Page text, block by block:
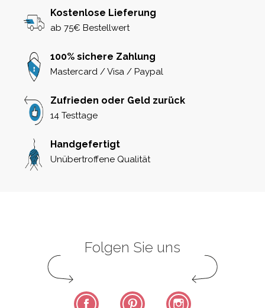
Kostenlose Lieferung
ab 75€ Bestellwert
100% sichere Zahlung
Mastercard / Visa / Paypal
Zufrieden oder Geld zurück
14 Testtage
Handgefertigt
Unübertroffene Qualität
Folgen Sie uns
Facebook Pinterest